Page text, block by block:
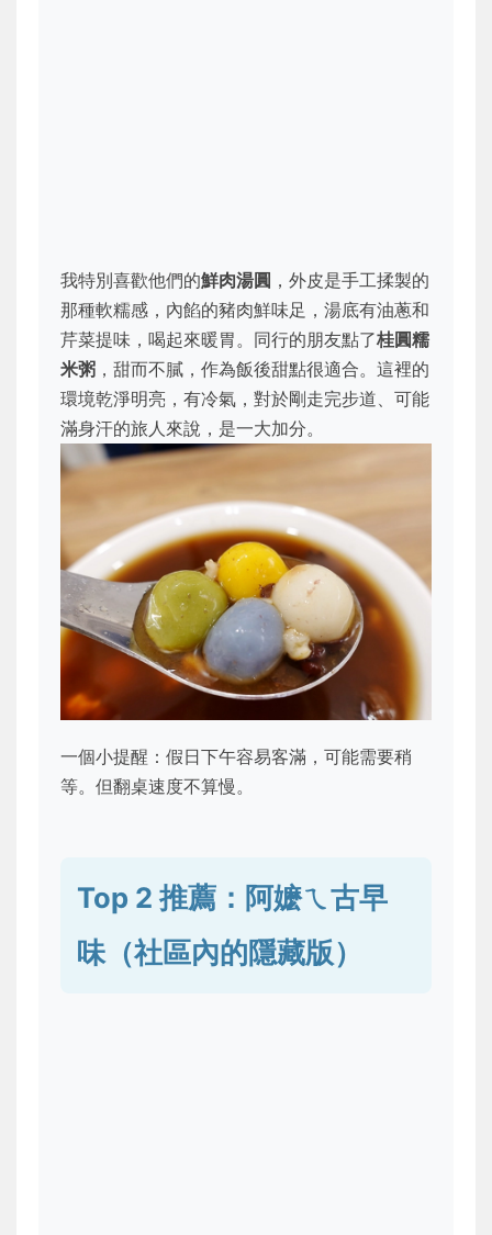
我特別喜歡他們的鮮肉湯圓 ，外皮是手工揉製的
那種軟糯感，內餡的豬肉鮮味足，湯底有油蔥和
芹菜提味，喝起來暖胃。同行的朋友點了桂圓糯
米粥 ，甜而不膩，作為飯後甜點很適合。這裡的
環境乾淨明亮，有冷氣，對於剛走完步道、可能
滿身汗的旅人來說，是一大加分。
一個小提醒：假日下午容易客滿，可能需要稍
等。但翻桌速度不算慢。
Top 2 推薦：阿嬷ㄟ古早
味（社區內的隱藏版）